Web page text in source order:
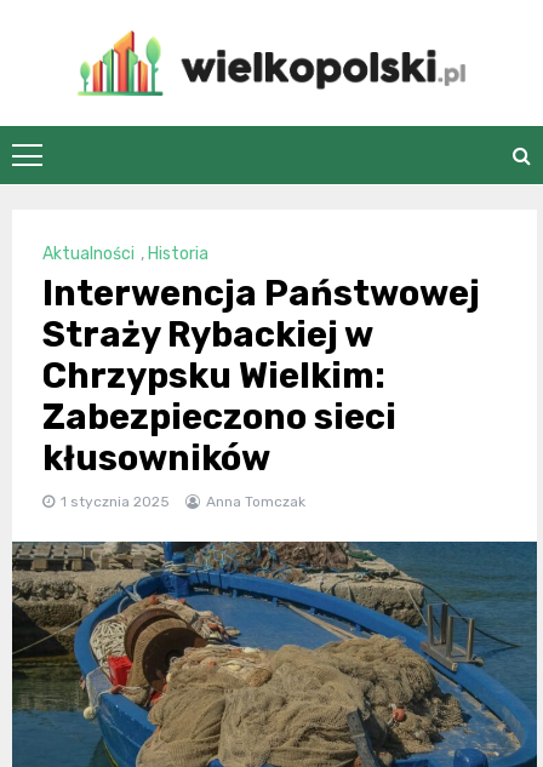
wielkopolski.pl
Aktualności , Historia
Interwencja Państwowej
Straży Rybackiej w
Chrzypsku Wielkim:
Zabezpieczono sieci
kłusowników
1 stycznia 2025 Anna Tomczak